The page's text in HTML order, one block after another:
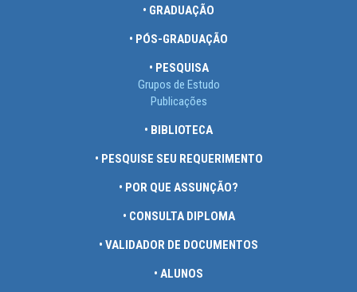
• GRADUAÇÃO
• PÓS-GRADUAÇÃO
• PESQUISA
Grupos de Estudo
Publicações
• BIBLIOTECA
• PESQUISE SEU REQUERIMENTO
• POR QUE ASSUNÇÃO?
• CONSULTA DIPLOMA
• VALIDADOR DE DOCUMENTOS
• ALUNOS